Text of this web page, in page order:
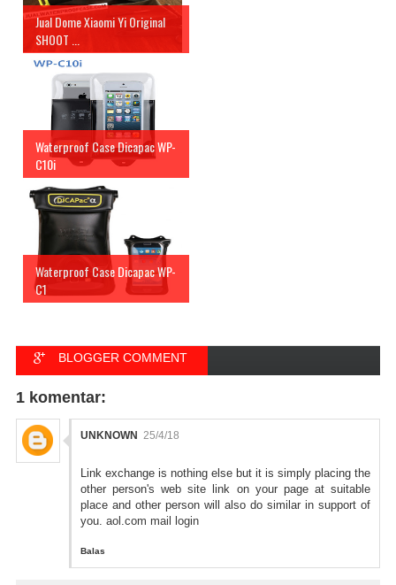
Jual Dome Xiaomi Yi Original
SHOOT ...
Waterproof Case Dicapac WP-
C10i
Waterproof Case Dicapac WP-
C1
BLOGGER COMMENT
FACEBOOK COMMENT
1 komentar:
UNKNOWN 25/4/18
Link exchange is nothing else but it is simply placing the
other person's web site link on your page at suitable
place and other person will also do similar in support of
you. aol.com mail login
Balas